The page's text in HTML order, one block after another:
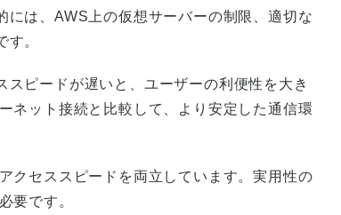
は、AWS上の仮想サーバーの制限、適切な
。
ピードが遅いと、ユーザーの利便性を大き
ネット接続と比較して、より安定した通信環
クセススピードを両立しています。実用性の
要です。